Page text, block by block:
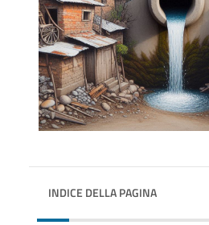
INDICE DELLA PAGINA